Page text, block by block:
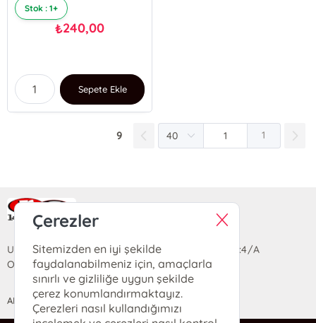
Stok : 1+
₺240,00
Sepete Ekle
9 1
Ra Yayın Kitabevi
Uzun Sokak Saray Çarşısı Lara Sineması Girişi No:4/A
Ortahisar/TRABZON
ANASAYFA YARDIM İLETİŞİM
Çerezler
Sitemizden en iyi şekilde
faydalanabilmeniz için, amaçlarla
sınırlı ve gizliliğe uygun şekilde
çerez konumlandırmaktayız.
Çerezleri nasıl kullandığımızı